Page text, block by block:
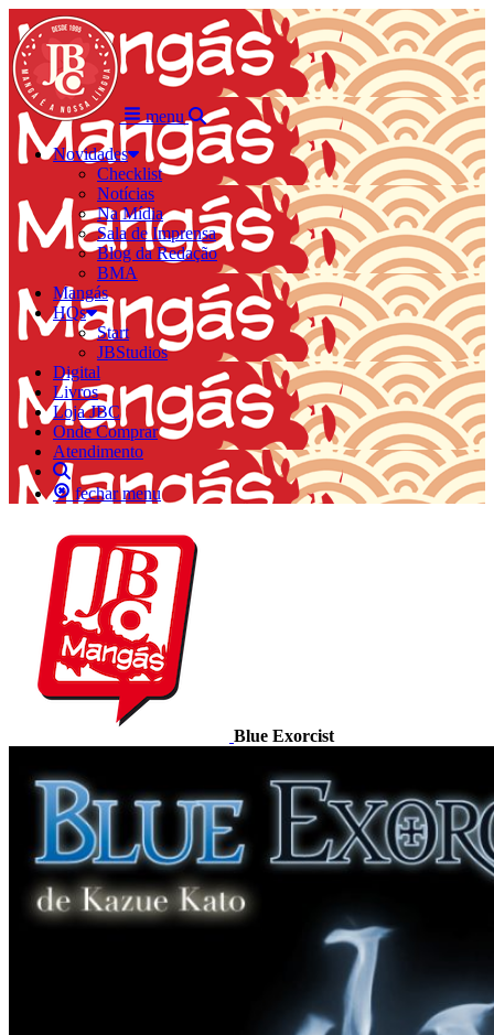
menu
Novidades
Checklist
Notícias
Na Mídia
Sala de Imprensa
Blog da Redação
BMA
Mangás
HQs
Start
JBStudios
Digital
Livros
Loja JBC
Onde Comprar
Atendimento
fechar menu
Blue Exorcist